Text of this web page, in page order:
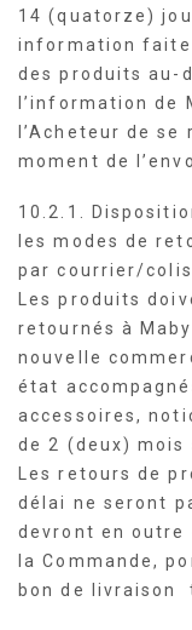
14 (quatorze)
information faite
des produits au-
l’information de
l’Acheteur de
moment de
10.2.1.
les modes de
par courrier/
Les produits
retournés à
nouvelle
état
accessoires,
de 2 (deux) mois
Les retours de
délai ne seront
devront en outre
la Commande,
bon de livraison